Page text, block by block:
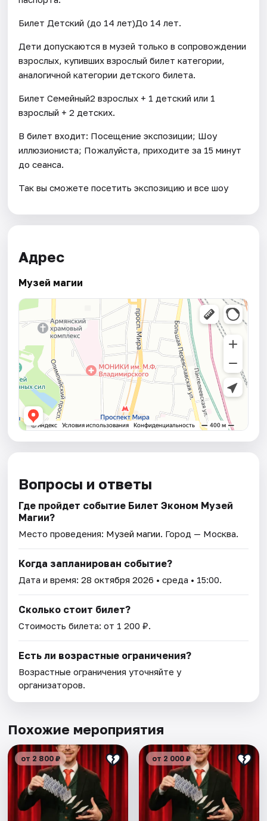
Билет Детский (до 14 лет)До 14 лет.
Дети допускаются в музей только в сопровождении
взрослых, купивших взрослый билет категории,
аналогичной категории детского билета.
Билет Семейный2 взрослых + 1 детский или 1
взрослый + 2 детских.
В билет входит: Посещение экспозиции; Шоу
иллюзиониста; Пожалуйста, приходите за 15 минут
до сеанса.
Так вы сможете посетить экспозицию и все шоу
Адрес
Музей магии
Вопросы и ответы
Где пройдет событие Билет Эконом Музей
Магии?
Место проведения: Музей магии. Город — Москва.
Когда запланирован событие?
Дата и время:28 октября 2026 • среда • 15:00.
Сколько стоит билет?
Стоимость билета: от 1 200 ₽.
Есть ли возрастные ограничения?
Возрастные ограничения уточняйте у
организаторов.
Похожие мероприятия
от 2 800 ₽ от 2 000 ₽